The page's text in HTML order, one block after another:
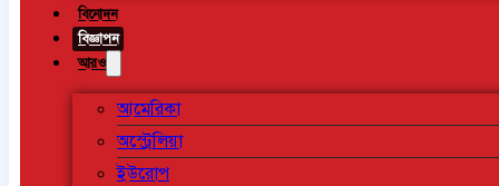
বিনোদন
বিজ্ঞাপন
আরও
আমেরিকা
অস্ট্রেলিয়া
ইউরোপ